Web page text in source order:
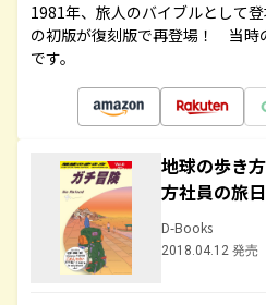
1981年、旅人のバイブルとして
の初版が復刻版で再登場！ 当時
です。
地球の歩き
方社員の旅
D-Books
2018.04.12 発売